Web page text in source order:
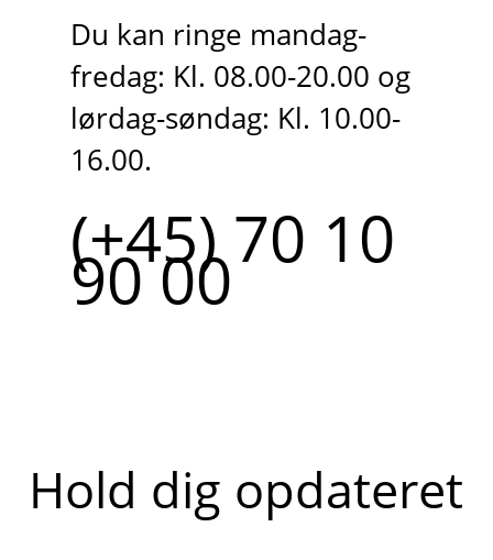
Du kan ringe mandag-
fredag: Kl. 08.00-20.00 og
lørdag-søndag: Kl. 10.00-
16.00.
(+45) 70 10
90 00
Hold dig opdateret